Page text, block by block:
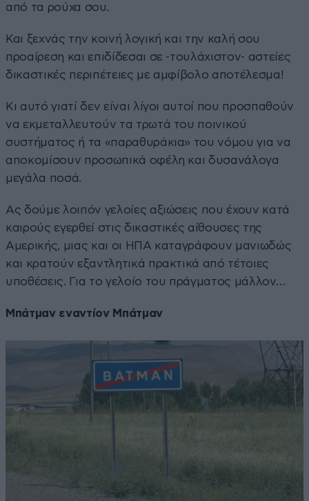
από τα ρούχα σου.
Και ξεχνάς την κοινή λογική και την καλή σου
προαίρεση και επιδίδεσαι σε -τουλάχιστον- αστείες
δικαστικές περιπέτειες με αμφίβολο αποτέλεσμα!
Κι αυτό γιατί δεν είναι λίγοι αυτοί που προσπαθούν
να εκμεταλλευτούν τα τρωτά του ποινικού
συστήματος ή τα «παραθυράκια» του νόμου για να
αποκομίσουν προσωπικά οφέλη και δυσανάλογα
μεγάλα ποσά.
Ας δούμε λοιπόν γελοίες αξιώσεις που έχουν κατά
καιρούς εγερθεί στις δικαστικές αίθουσες της
Αμερικής, μιας και οι ΗΠΑ καταγράφουν μανιωδώς
και κρατούν εξαντλητικά πρακτικά από τέτοιες
υποθέσεις. Για το γελοίο του πράγματος μάλλον…
Μπάτμαν εναντίον Μπάτμαν